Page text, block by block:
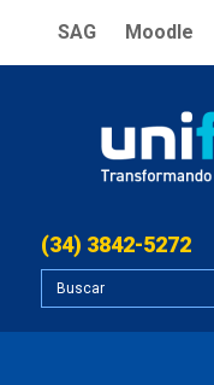
SAG Moodle
(34) 3842-5272